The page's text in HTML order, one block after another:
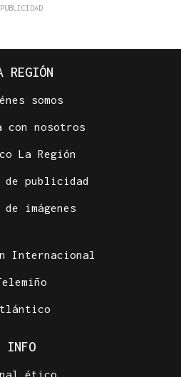
REGIÓN
somos
con nosotros
La Región
publicidad
de imágenes
Internacional
INFO
ético